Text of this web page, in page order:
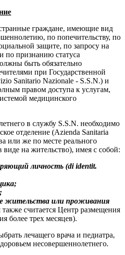
граждане, имеющие вид
по попечительству, по
защите, по запросу на
по признанию статуса
быть обязательно
при Государственной
Sanitario Nazionale - S.S.N.) и
правом доступа к услугам,
медицинского
в службу S.S.N. необходимо
отделение (Azienda Sanitaria
или же по месте реального
на жительство), имея с собой:
личность (di identit.
жительства или проживания
считается Центр размещения
более трех месяцев).
лечащего врача и педиатра,
несовершеннолетнего.